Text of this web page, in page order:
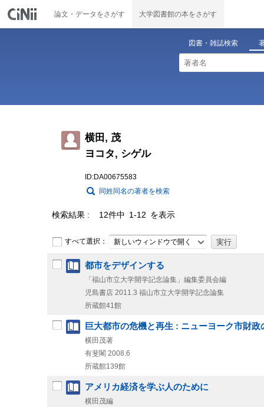
論文・データをさがす 大学図書館の本をさがす
図書・雑誌検索
横田, 茂
ヨコタ, シゲル
ID:DA00675583
同姓同名の著者を検索
検索結果 12件中 1-12 を表示
すべて選択： 新しいウィンドウで開く
都市をデザインする
「福山市立大学開学記念論集」編集委員会編
児島書店 2011.3 福山市立大学開学記念論集
所蔵館41館
巨大都市の危機と再生 : ニューヨーク市財政
横田茂著
有斐閣 2008.6
所蔵館139館
アメリカ経済を学ぶ人のために
横田茂編